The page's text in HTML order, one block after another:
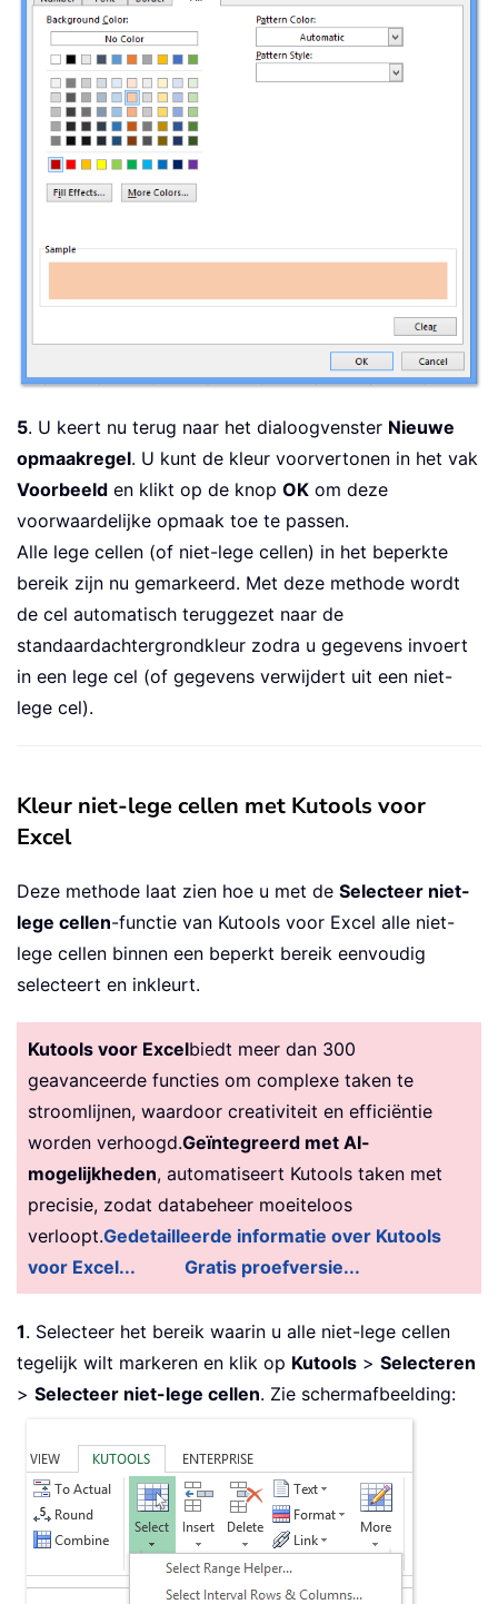
5. U keert nu terug naar het dialoogvenster Nieuwe
opmaakregel. U kunt de kleur voorvertonen in het vak
Voorbeeld en klikt op de knop OK om deze
voorwaardelijke opmaak toe te passen.
Alle lege cellen (of niet-lege cellen) in het beperkte
bereik zijn nu gemarkeerd. Met deze methode wordt
de cel automatisch teruggezet naar de
standaardachtergrondkleur zodra u gegevens invoert
in een lege cel (of gegevens verwijdert uit een niet-
lege cel).
Kleur niet-lege cellen met Kutools voor
Excel
Deze methode laat zien hoe u met de Selecteer niet-
lege cellen-functie van Kutools voor Excel alle niet-
lege cellen binnen een beperkt bereik eenvoudig
selecteert en inkleurt.
Kutools voor Excelbiedt meer dan 300
geavanceerde functies om complexe taken te
stroomlijnen, waardoor creativiteit en efficiëntie
worden verhoogd.Geïntegreerd met AI-
mogelijkheden, automatiseert Kutools taken met
precisie, zodat databeheer moeiteloos
verloopt.Gedetailleerde informatie over Kutools
voor Excel...
Gratis proefversie...
1. Selecteer het bereik waarin u alle niet-lege cellen
tegelijk wilt markeren en klik op Kutools > Selecteren
> Selecteer niet-lege cellen. Zie schermafbeelding: